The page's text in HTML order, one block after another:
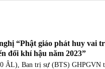
“Phật giáo phát huy vai
đổi khí hậu năm 2023”
ÂL), Ban trị sự (BTS) GHPGVN